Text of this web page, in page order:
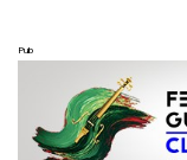
Pub